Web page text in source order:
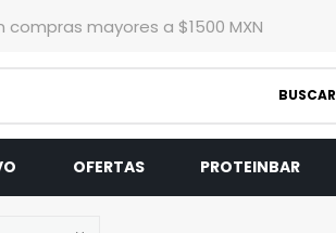
mayores a $1500 MXN
BUSCAR
OFERTAS PROTEINBAR